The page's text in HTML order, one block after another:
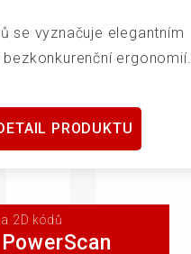
se vyznačuje elegantním
ergonomií.
PRODUKTU
2D kódů